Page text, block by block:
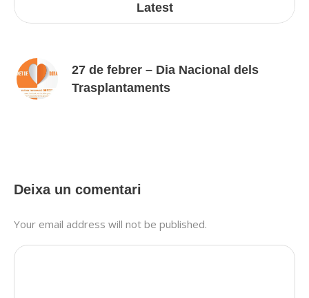
Latest
27 de febrer – Dia Nacional dels
Trasplantaments
Deixa un comentari
Your email address will not be published.